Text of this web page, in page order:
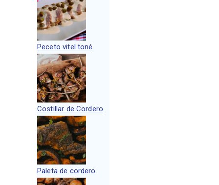
Peceto vitel toné
Costillar de Cordero
Paleta de cordero